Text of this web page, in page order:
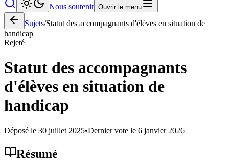
Nous soutenir Ouvrir le menu
Sujets/Statut des accompagnants d'élèves en situation de
handicap
Rejeté
Statut des accompagnants
d'élèves en situation de
handicap
Déposé le 30 juillet 2025•Dernier vote le 6 janvier 2026
Résumé